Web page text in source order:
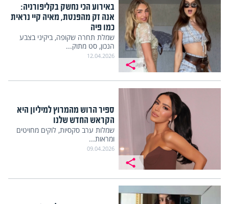
באירוע הכי נחשק בקליפורניה:
אנה זק מהפנטת, מאיה קיי נראית
כמו פיה
שמלת תחרה שקופה, ביקיני בצבע
הנכון, סט מתוק...
12.04.2026
ספיר הרוש מהמרוץ למיליון היא
הקראש החדש שלנו
שמלות ערב סקסיות, לוקים מחויטים
ומראות...
09.04.2026